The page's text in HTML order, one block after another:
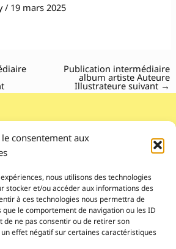
le consentement aux
nous utilisons des technologies
stocker et/ou accéder aux informations des
à ces technologies nous permettra de
le comportement de navigation ou les ID
de ne pas consentir ou de retirer son
effet négatif sur certaines caractéristiques
/ 19 mars 2025
Publication intermédiaire
album artiste Auteure
Illustrateure suivant →